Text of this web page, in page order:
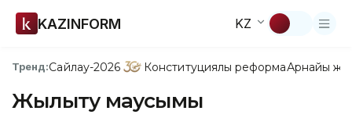
KAZINFORM KZ
Тренд:Сайлау-2026 Конституциялық реформаАрнайы
Жылыту маусымы